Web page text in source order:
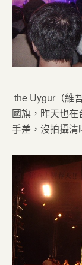
the Uygur（維
國旗，昨天也
手差，沒拍攝清